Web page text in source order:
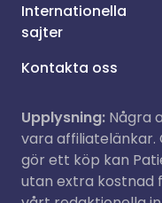
Internationella
sajter
Kontakta oss
Upplysning: Några
vara affiliatelänkar.
gör ett köp kan
utan extra kostnad